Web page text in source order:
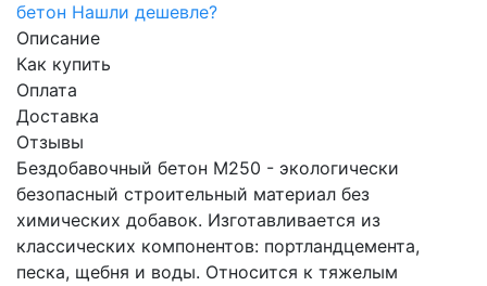
бетон Нашли дешевле?
Описание
Как купить
Оплата
Доставка
Отзывы
Бездобавочный бетон М250 - экологически
безопасный строительный материал без
химических добавок. Изготавливается из
классических компонентов: портландцемента,
песка, щебня и воды. Относится к тяжелым